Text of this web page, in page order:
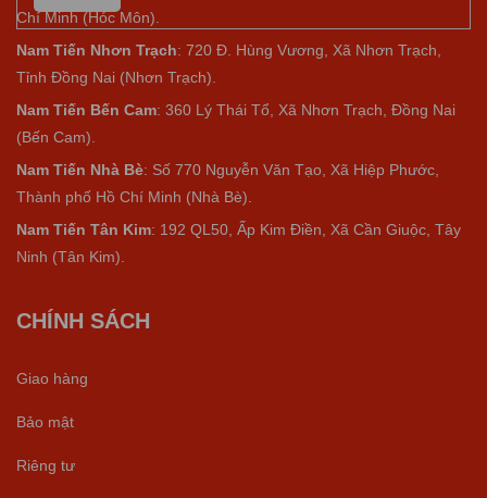
Chí Minh (Hóc Môn).
Nam Tiến Nhơn Trạch: 720 Đ. Hùng Vương, Xã Nhơn Trạch,
Tỉnh Đồng Nai (Nhơn Trạch).
Nam Tiến Bến Cam: 360 Lý Thái Tổ, Xã Nhơn Trạch, Đồng Nai
(Bến Cam).
Nam Tiến Nhà Bè: Số 770 Nguyễn Văn Tạo, Xã Hiệp Phước,
Thành phố Hồ Chí Minh (Nhà Bè).
Nam Tiến Tân Kim: 192 QL50, Ấp Kim Điền, Xã Cần Giuộc, Tây
Ninh (Tân Kim).
CHÍNH SÁCH
Giao hàng
Bảo mật
Riêng tư